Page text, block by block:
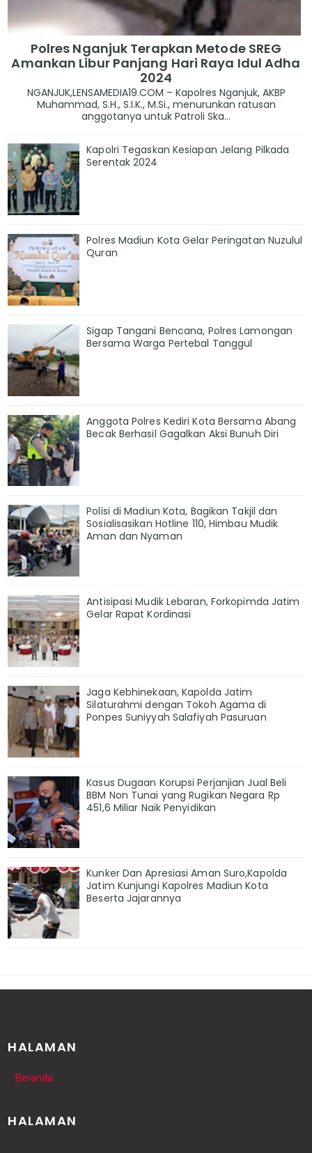
Polres Nganjuk Terapkan Metode SREG
Amankan Libur Panjang Hari Raya Idul Adha
2024
NGANJUK,LENSAMEDIA19.COM – Kapolres Nganjuk, AKBP
Muhammad, S.H., S.I.K., M.Si., menurunkan ratusan
anggotanya untuk Patroli Ska...
Kapolri Tegaskan Kesiapan Jelang Pilkada
Serentak 2024
Polres Madiun Kota Gelar Peringatan Nuzulul
Quran
Sigap Tangani Bencana, Polres Lamongan
Bersama Warga Pertebal Tanggul
Anggota Polres Kediri Kota Bersama Abang
Becak Berhasil Gagalkan Aksi Bunuh Diri
Polisi di Madiun Kota, Bagikan Takjil dan
Sosialisasikan Hotline 110, Himbau Mudik
Aman dan Nyaman
Antisipasi Mudik Lebaran, Forkopimda Jatim
Gelar Rapat Kordinasi
Jaga Kebhinekaan, Kapolda Jatim
Silaturahmi dengan Tokoh Agama di
Ponpes Suniyyah Salafiyah Pasuruan
Kasus Dugaan Korupsi Perjanjian Jual Beli
BBM Non Tunai yang Rugikan Negara Rp
451,6 Miliar Naik Penyidikan
Kunker Dan Apresiasi Aman Suro,Kapolda
Jatim Kunjungi Kapolres Madiun Kota
Beserta Jajarannya
HALAMAN
Beranda
HALAMAN